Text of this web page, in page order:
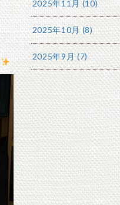
2025年11月 (10)
2025年10月 (8)
2025年9月 (7)